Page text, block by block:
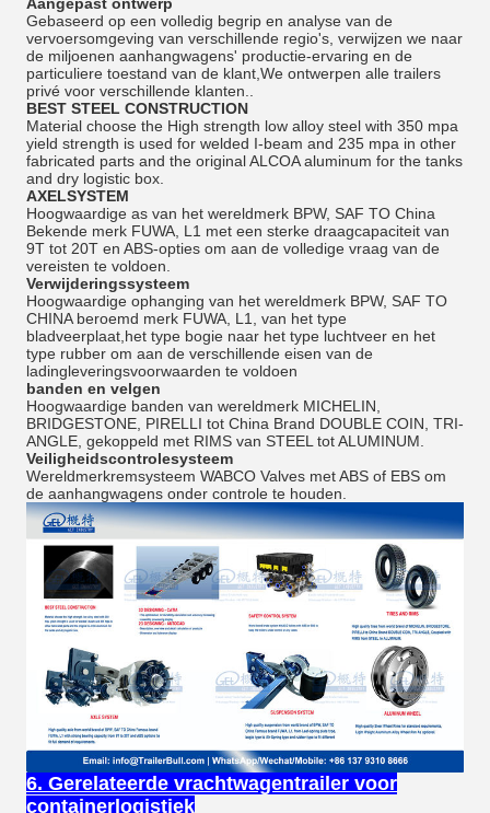
Gebaseerd op een volledig begrip en analyse van de
vervoersomgeving van verschillende regio's, verwijzen we naar
de miljoenen aanhangwagens' productie-ervaring en de
particuliere toestand van de klant,We ontwerpen alle trailers
privé voor verschillende klanten..
BEST STEEL CONSTRUCTION
Material choose the High strength low alloy steel with 350 mpa
yield strength is used for welded I-beam and 235 mpa in other
fabricated parts and the original ALCOA aluminum for the tanks
and dry logistic box.
AXELSYSTEM
Hoogwaardige as van het wereldmerk BPW, SAF TO China
Bekende merk FUWA, L1 met een sterke draagcapaciteit van
9T tot 20T en ABS-opties om aan de volledige vraag van de
vereisten te voldoen.
Verwijderingssysteem
Hoogwaardige ophanging van het wereldmerk BPW, SAF TO
CHINA beroemd merk FUWA, L1, van het type
bladveerplaat,het type bogie naar het type luchtveer en het
type rubber om aan de verschillende eisen van de
ladingleveringsvoorwaarden te voldoen
banden en velgen
Hoogwaardige banden van wereldmerk MICHELIN,
BRIDGESTONE, PIRELLI tot China Brand DOUBLE COIN, TRI-
ANGLE, gekoppeld met RIMS van STEEL tot ALUMINUM.
Veiligheidscontrolesysteem
Wereldmerkremsysteem WABCO Valves met ABS of EBS om
de aanhangwagens onder controle te houden.
6. Gerelateerde vrachtwagentrailer voor
containerlogistiek